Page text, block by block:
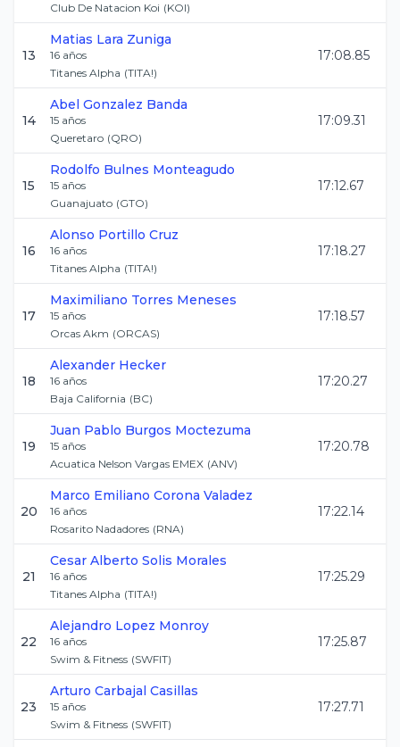
Club De Natacion Koi (KOI)
13
Matias Lara Zuniga
16 años
Titanes Alpha (TITA!)
17:08.85
14
Abel Gonzalez Banda
15 años
Queretaro (QRO)
17:09.31
15
Rodolfo Bulnes Monteagudo
15 años
Guanajuato (GTO)
17:12.67
16
Alonso Portillo Cruz
16 años
Titanes Alpha (TITA!)
17:18.27
17
Maximiliano Torres Meneses
15 años
Orcas Akm (ORCAS)
17:18.57
18
Alexander Hecker
16 años
Baja California (BC)
17:20.27
19
Juan Pablo Burgos Moctezuma
15 años
Acuatica Nelson Vargas EMEX (ANV)
17:20.78
20
Marco Emiliano Corona Valadez
16 años
Rosarito Nadadores (RNA)
17:22.14
21
Cesar Alberto Solis Morales
16 años
Titanes Alpha (TITA!)
17:25.29
22
Alejandro Lopez Monroy
16 años
Swim & Fitness (SWFIT)
17:25.87
23
Arturo Carbajal Casillas
15 años
Swim & Fitness (SWFIT)
17:27.71